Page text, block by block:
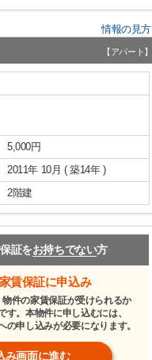
情報の見方
【アパート】
5,000円
2011年 10月 ( 築14年 )
2階建
証をお持ちでない方
賃保証に申込み
件の家賃保証が受けられるか
す。本物件に申し込むには、
の申し込みが必要になります。
み画面に進む